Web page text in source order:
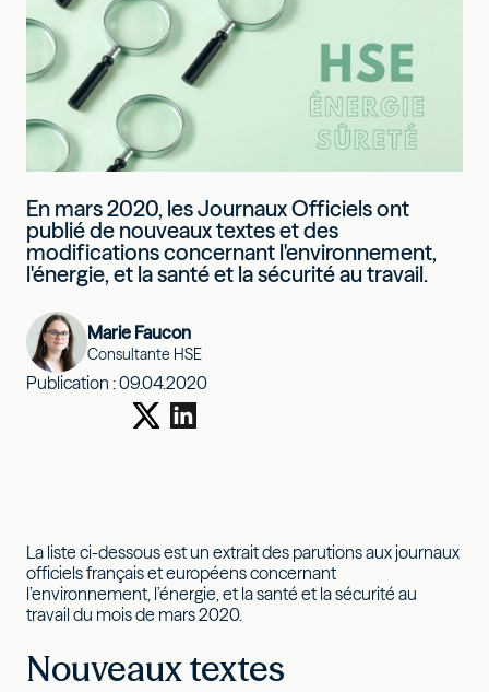
En mars 2020, les Journaux Officiels ont
publié de nouveaux textes et des
modifications concernant l'environnement,
l'énergie, et la santé et la sécurité au travail.
Marie Faucon
Consultante HSE
Publication :09.04.2020
La liste ci-dessous est un extrait des parutions aux journaux
officiels français et européens concernant
l’environnement, l’énergie, et la santé et la sécurité au
travail du mois de mars 2020.
Nouveaux textes